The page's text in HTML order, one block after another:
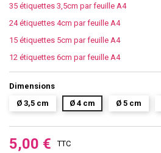
35 étiquettes 3,5cm par feuille A4
24 étiquettes 4cm par feuille A4
15 étiquettes 5cm par feuille A4
12 étiquettes 6cm par feuille A4
Dimensions
Ø 3,5 cm
Ø 4 cm Ø 5 cm
5,00 €
TTC